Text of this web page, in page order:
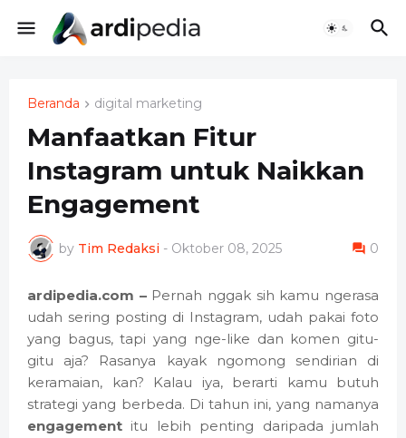
Beranda digital marketing
Manfaatkan Fitur
Instagram untuk Naikkan
Engagement
by Tim Redaksi - Oktober 08, 2025 0
ardipedia.com –Pernah nggak sih kamu ngerasa
udah sering posting di Instagram, udah pakai foto
yang bagus, tapi yang nge-like dan komen gitu-
gitu aja? Rasanya kayak ngomong sendirian di
keramaian, kan? Kalau iya, berarti kamu butuh
strategi yang berbeda. Di tahun ini, yang namanya
engagement itu lebih penting daripada jumlah